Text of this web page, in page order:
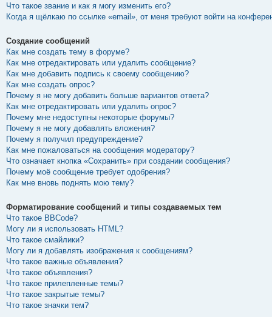
Что такое звание и как я могу изменить его?
Когда я щёлкаю по ссылке «email», от меня требуют войти на
Создание сообщений
Как мне создать тему в форуме?
Как мне отредактировать или удалить сообщение?
Как мне добавить подпись к своему сообщению?
Как мне создать опрос?
Почему я не могу добавить больше вариантов ответа?
Как мне отредактировать или удалить опрос?
Почему мне недоступны некоторые форумы?
Почему я не могу добавлять вложения?
Почему я получил предупреждение?
Как мне пожаловаться на сообщения модератору?
Что означает кнопка «Сохранить» при создании сообщения?
Почему моё сообщение требует одобрения?
Как мне вновь поднять мою тему?
Форматирование сообщений и типы создаваемых тем
Что такое BBCode?
Могу ли я использовать HTML?
Что такое смайлики?
Могу ли я добавлять изображения к сообщениям?
Что такое важные объявления?
Что такое объявления?
Что такое прилепленные темы?
Что такое закрытые темы?
Что такое значки тем?